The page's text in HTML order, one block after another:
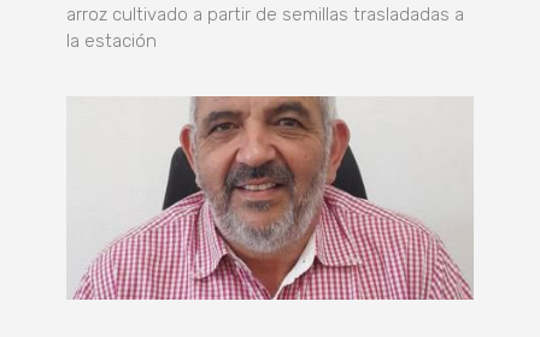
arroz cultivado a partir de semillas trasladadas a
la estación